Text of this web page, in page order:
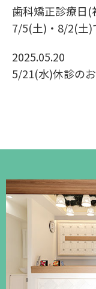
歯科矯正診療日(
7/5(土)・8/2(土)
2025.05.20
5/21(水)休診の